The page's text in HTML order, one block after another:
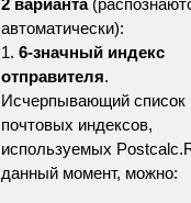
2 варианта
автоматически):
1. 6-значный индекс
отправителя.
Исчерпывающий список
почтовых индексов,
используемых
данный момент, можно: